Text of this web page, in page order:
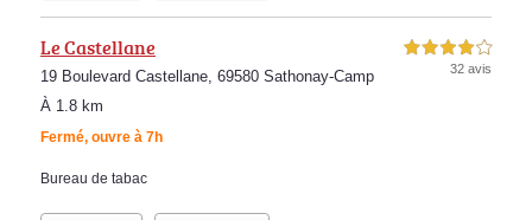
Le Castellane
19 Boulevard Castellane, 69580 Sathonay-Camp
À 1.8 km
Fermé, ouvre à 7h
4,0 étoiles sur 5
32 avis
Bureau de tabac